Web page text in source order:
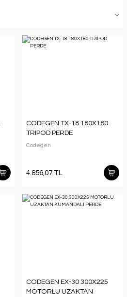
CODEGEN TX-18 180X180
TRIPOD PERDE
Codegen
4.856,07 TL
CODEGEN EX-30 300X225
MOTORLU UZAKTAN